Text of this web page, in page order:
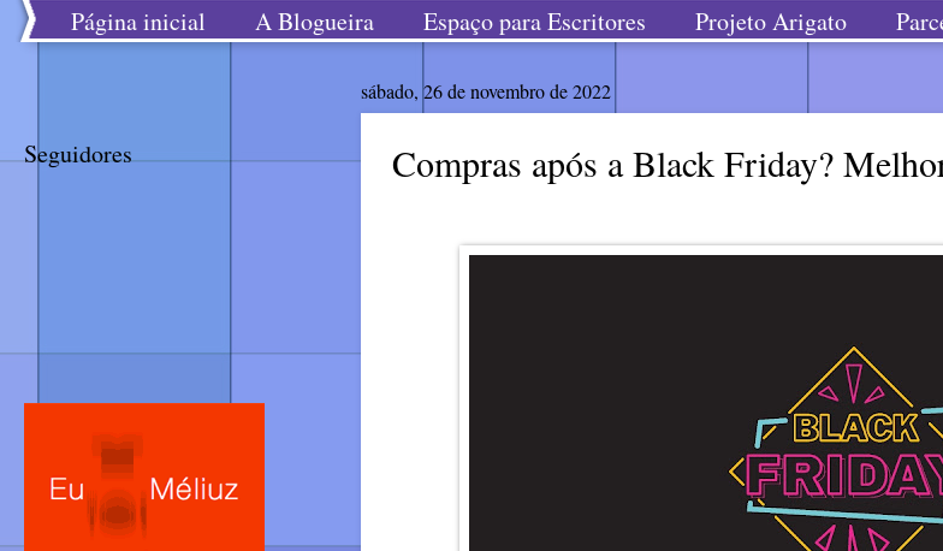
Página inicial A Blogueira Espaço para Escritores Projeto Arigato
sábado, 26 de novembro de 2022
Compras após a Black Friday?
Seguidores